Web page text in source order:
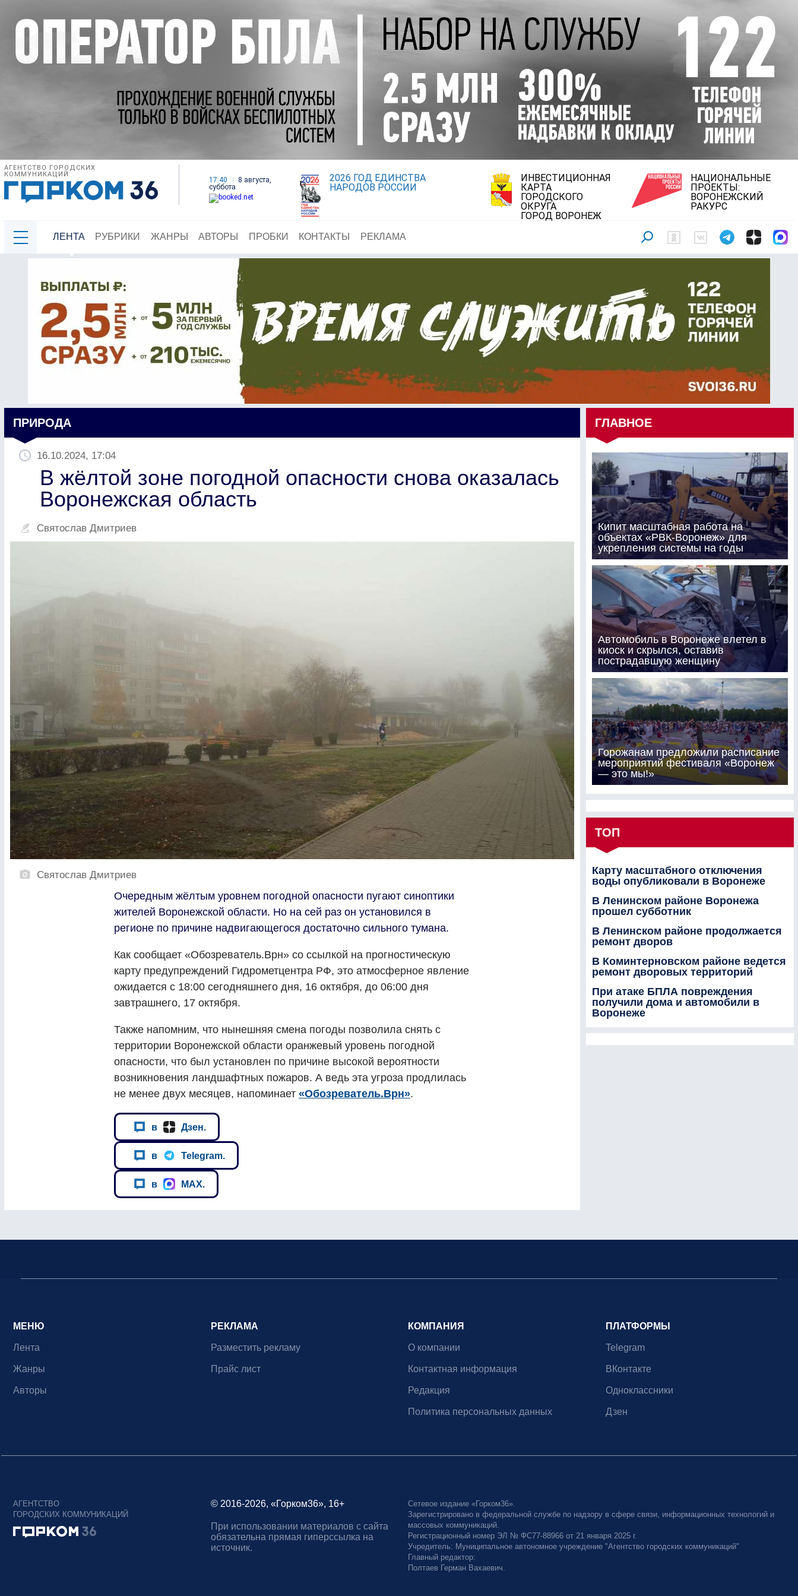
АГЕНТСТВО ГОРОДСКИХ
КОММУНИКАЦИЙ
17:40
8 августа,
суббота
2026 ГОД ЕДИНСТВА
НАРОДОВ РОССИИ
ИНВЕСТИЦИОННАЯ
КАРТА
ГОРОДСКОГО
ОКРУГА
ГОРОД ВОРОНЕЖ
НАЦИОНАЛЬНЫЕ
ПРОЕКТЫ:
ВОРОНЕЖСКИЙ
РАКУРС
ЛЕНТА РУБРИКИ ЖАНРЫ АВТОРЫ ПРОБКИ КОНТАКТЫ РЕКЛАМА
ПРИРОДА
16.10.2024, 17:04
В жёлтой зоне погодной опасности снова оказалась
Воронежская область
Святослав Дмитриев
Святослав Дмитриев
Очередным жёлтым уровнем погодной опасности пугают синоптики
жителей Воронежской области. Но на сей раз он установился в
регионе по причине надвигающегося достаточно сильного тумана.
Как сообщает «Обозреватель.Врн» со ссылкой на прогностическую
карту предупреждений Гидрометцентра РФ, это атмосферное явление
ожидается с 18:00 сегодняшнего дня, 16 октября, до 06:00 дня
завтрашнего, 17 октября.
Также напомним, что нынешняя смена погоды позволила снять с
территории Воронежской области оранжевый уровень погодной
опасности, что был установлен по причине высокой вероятности
возникновения ландшафтных пожаров. А ведь эта угроза продлилась
не менее двух месяцев, напоминает «Обозреватель.Врн».
в Дзен.
в Telegram.
в MAX.
ГЛАВНОЕ
Кипит масштабная работа на
объектах «РВК-Воронеж» для
укрепления системы на годы
Автомобиль в Воронеже влетел в
киоск и скрылся, оставив
пострадавшую женщину
Горожанам предложили расписание
мероприятий фестиваля «Воронеж
— это мы!»
ТОП
Карту масштабного отключения
воды опубликовали в Воронеже
В Ленинском районе Воронежа
прошел субботник
В Ленинском районе продолжается
ремонт дворов
В Коминтерновском районе ведется
ремонт дворовых территорий
При атаке БПЛА повреждения
получили дома и автомобили в
Воронеже
МЕНЮ
Лента
Жанры
Авторы
РЕКЛАМА
Разместить рекламу
Прайс лист
КОМПАНИЯ
О компании
Контактная информация
Редакция
Политика персональных данных
ПЛАТФОРМЫ
Telegram
ВКонтакте
Одноклассники
Дзен
АГЕНТСТВО
ГОРОДСКИХ КОММУНИКАЦИЙ
© 2016-2026, «Горком36», 16+
При использовании материалов с сайта
обязательна прямая гиперссылка на
источник.
Сетевое издание «Горком36».
Зарегистрировано в федеральной службе по надзору в сфере связи, информационных технологий и
массовых коммуникаций.
Регистрационный номер ЭЛ № ФС77-88966 от 21 января 2025 г.
Учредитель: Муниципальное автономное учреждение "Агентство городских коммуникаций"
Главный редактор:
Полтаев Герман Вахаевич.